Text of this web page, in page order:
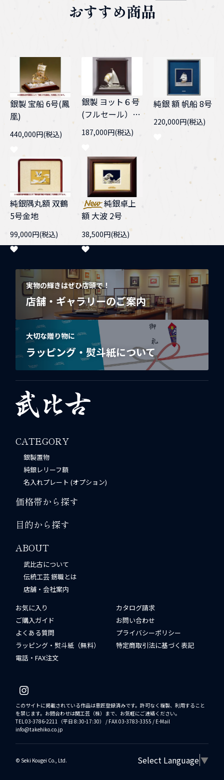
おすすめ商品
銀製 宝船 6号(鳳
凰)
440,000円(税込)
銀製 ヨット６号
(フルセール）
スロープケース
187,000円(税込)
純銀 額 帆船 8号
220,000円(税込)
純銀隅丸額 双鶴
5号金地
99,000円(税込)
純銀卓上
額 大波 2号
38,500円(税込)
実物の輝きはぜひ店頭で！
店舗・ギャラリーのご案内
大切な贈り物に
ラッピング・熨斗紙について
CATEGORY
銀製置物
純銀レリーフ額
名入れプレート (オプション)
価格帯から探す
目的から探す
ABOUT
武比古について
伝統工芸 錺職とは
店舗・会社案内
お気に入り
ご購入ガイド
よくある質問
ラッピング・熨斗紙（無料）
電話・FAX注文
カタログ請求
お問い合わせ
プライバシーポリシー
特定商取引法に基づく表記
このサイトに掲載されている作品は意匠登録済みです。許可なく複製、利用すること
を禁じます。お問合わせは関工芸（株）まで、お気軽にご連絡ください。
TEL 03-3786-2211（平日 8:30-17:30） / FAX 03-3783-3355 / E-Mail
info@takehiko.co.jp
©︎ Seki Kougei Co., Ltd. Select Language▼